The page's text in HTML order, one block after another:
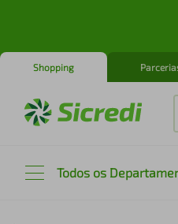
Shopping
Todos os